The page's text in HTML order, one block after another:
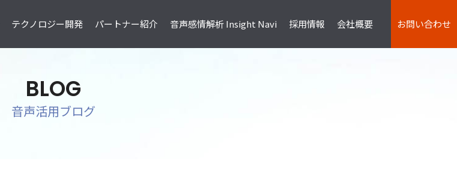
テクノロジー開発 パートナー紹介 音声感情解析 Insight Navi 採用情報 会社概要 お問い合わせ
BLOG
音声活用ブログ